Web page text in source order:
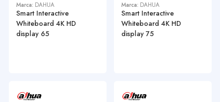
Marca: DAHUA
Smart Interactive
Whiteboard 4K HD
display 65
Marca: DAHUA
Smart Interactive
Whiteboard 4K HD
display 75